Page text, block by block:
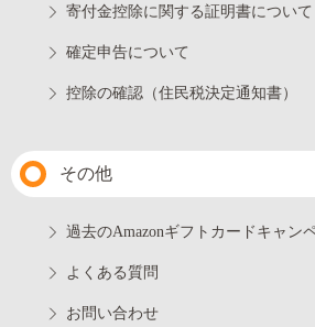
寄付金控除に関する証明書について
確定申告について
控除の確認（住民税決定通知書）
その他
過去のAmazonギフトカードキャン
よくある質問
お問い合わせ